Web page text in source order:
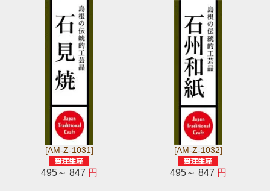
[AM-Z-1031]
495～ 847 円
[AM-Z-1032]
495～ 847 円